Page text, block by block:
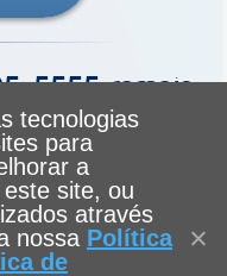
5555 ramais
tecnologias
para
a
site, ou
através
nossa Política
de